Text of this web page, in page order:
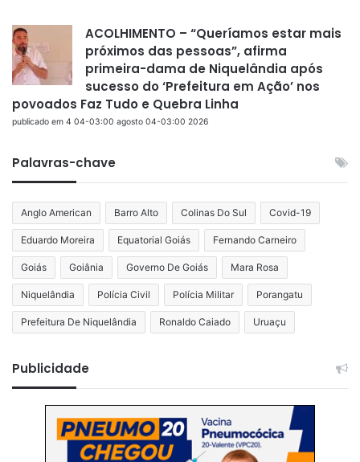
ACOLHIMENTO – “Queríamos estar mais
próximos das pessoas”, afirma
primeira-dama de Niquelândia após
sucesso do ‘Prefeitura em Ação’ nos
povoados Faz Tudo e Quebra Linha
publicado em 4 04-03:00 agosto 04-03:00 2026
Palavras-chave
Anglo American Barro Alto Colinas Do Sul Covid-19
Eduardo Moreira Equatorial Goiás Fernando Carneiro
Goiás Goiânia Governo De Goiás Mara Rosa
Niquelândia Polícia Civil Polícia Militar Porangatu
Prefeitura De Niquelândia Ronaldo Caiado Uruaçu
Publicidade